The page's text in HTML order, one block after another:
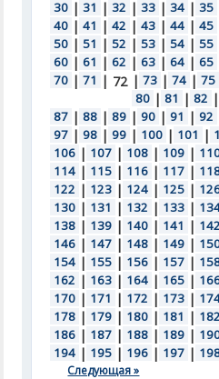
30 | 31 | 32 | 33 | 34 | 35
40 | 41 | 42 | 43 | 44 | 45
50 | 51 | 52 | 53 | 54 | 55
60 | 61 | 62 | 63 | 64 | 65
70 | 71 | 72 | 73 | 74 | 75
80 | 81 | 82 |
87 | 88 | 89 | 90 | 91 | 92
97 | 98 | 99 | 100 | 101 |
106 | 107 | 108 | 109 |
114 | 115 | 116 | 117 |
122 | 123 | 124 | 125 |
130 | 131 | 132 | 133 |
138 | 139 | 140 | 141 | 142
146 | 147 | 148 | 149 |
154 | 155 | 156 | 157 |
162 | 163 | 164 | 165 |
170 | 171 | 172 | 173 |
178 | 179 | 180 | 181 | 182
186 | 187 | 188 | 189 |
194 | 195 | 196 | 197 |
Следующая »